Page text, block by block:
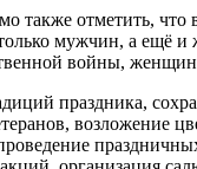
отметить, что в
мужчин, а ещё и
войны,
праздника,
возложение